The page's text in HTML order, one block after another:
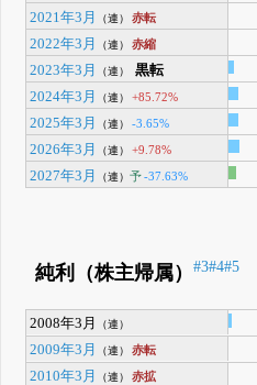
2021年3月
（連） 赤転
2022年3月
（連） 赤縮
2023年3月
（連） 黒転
2024年3月
（連） +85.72%
2025年3月
（連） -3.65%
2026年3月
（連） +9.78%
2027年3月
（連）予-37.63%
純利（株主帰属）#3#4#5
2008年3月 （連）
2009年3月
（連） 赤転
2010年3月
（連） 赤拡